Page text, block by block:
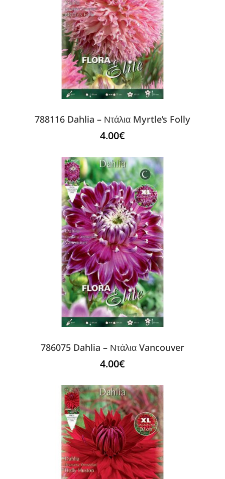
788116 Dahlia – Ντάλια Myrtle’s Folly
4.00€
786075 Dahlia – Ντάλια Vancouver
4.00€